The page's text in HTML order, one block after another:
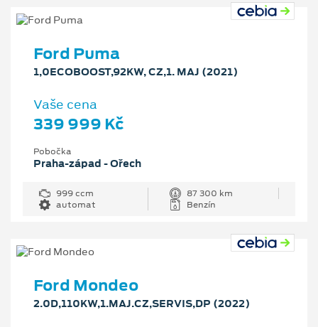
Ford Puma
1,0ECOBOOST,92KW, CZ,1. MAJ (2021)
Vaše cena
339 999 Kč
Pobočka
Praha-západ - Ořech
999 ccm
87 300 km
automat
Benzín
Ford Mondeo
2.0D,110KW,1.MAJ.CZ,SERVIS,DP (2022)